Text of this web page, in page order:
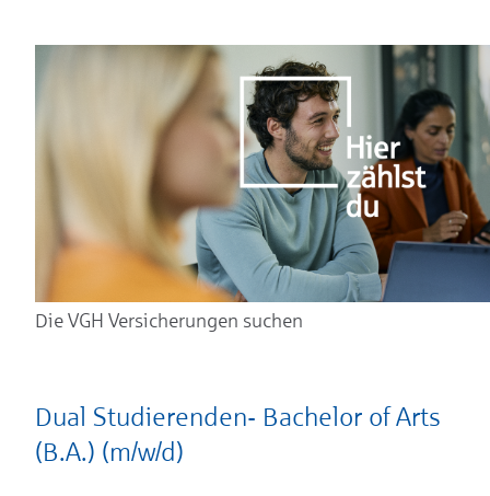
Die VGH Versicherungen suchen
Dual Studierenden- Bachelor of Arts
(B.A.) (m/w/d)